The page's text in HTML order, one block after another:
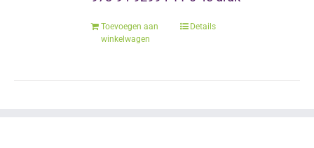
Toevoegen aan
winkelwagen
Details